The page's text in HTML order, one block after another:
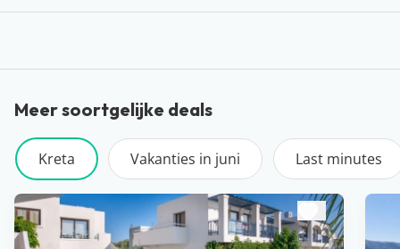
Meer soortgelijke deals
Kreta Vakanties in juni Last minutes